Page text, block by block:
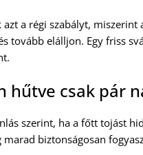
a régi szabályt,
tovább elálljon. Egy friss
hűtve csak pár
szerint, ha a főtt tojást
marad biztonságosan